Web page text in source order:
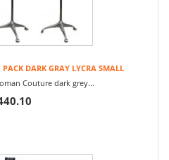
DARK GRAY LYCRA SMALL
Couture dark grey...